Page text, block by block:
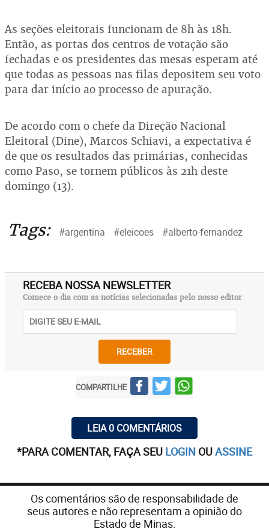
As seções eleitorais funcionam de 8h às 18h.
Então, as portas dos centros de votação são
fechadas e os presidentes das mesas esperam até
que todas as pessoas nas filas depositem seu voto
para dar início ao processo de apuração.
De acordo com o chefe da Direção Nacional
Eleitoral (Dine), Marcos Schiavi, a expectativa é
de que os resultados das primárias, conhecidas
como Paso, se tornem públicos às 21h deste
domingo (13).
Tags: #argentina #eleicoes #alberto-fernandez
RECEBA NOSSA NEWSLETTER
Comece o dia com as notícias selecionadas pelo nosso editor
RECEBER
COMPARTILHE
LEIA 0 COMENTÁRIOS
*PARA COMENTAR, FAÇA SEU LOGIN OUASSINE
Os comentários são de responsabilidade de
seus autores e não representam a opinião do
Estado de Minas.